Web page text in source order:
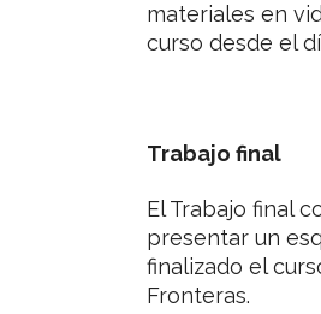
materiales en
curso desde el
Trabajo final
El Trabajo final
presentar un
finalizado el
Fronteras.